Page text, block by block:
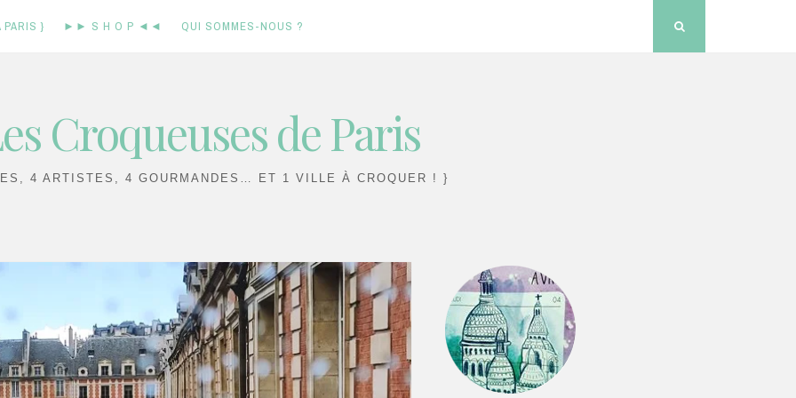
PARIS } ►► S H O P ◄◄ QUI SOMMES-NOUS ?
Croqueuses de Paris
4 ARTISTES, 4 GOURMANDES… ET 1 VILLE À CROQUER ! }